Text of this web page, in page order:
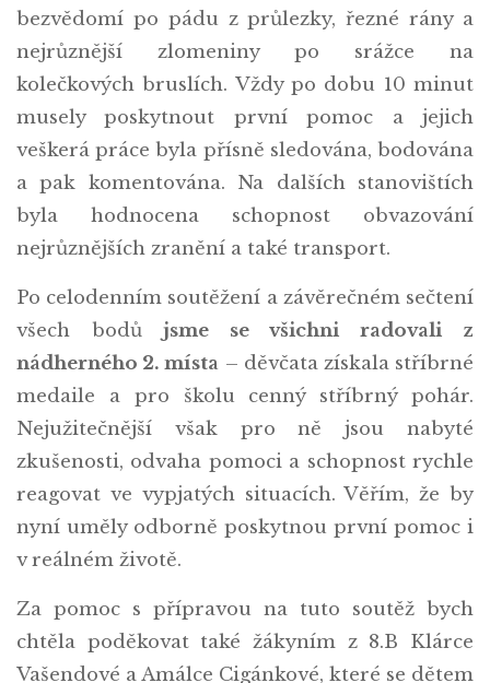
bezvědomí po pádu z průlezky, řezné rány a
nejrůznější zlomeniny po srážce na
kolečkových bruslích. Vždy po dobu 10 minut
musely poskytnout první pomoc a jejich
veškerá práce byla přísně sledována, bodována
a pak komentována. Na dalších stanovištích
byla hodnocena schopnost obvazování
nejrůznějších zranění a také transport.
Po celodenním soutěžení a závěrečném sečtení
všech bodů jsme se všichni radovali z
nádherného 2. místa – děvčata získala stříbrné
medaile a pro školu cenný stříbrný pohár.
Nejužitečnější však pro ně jsou nabyté
zkušenosti, odvaha pomoci a schopnost rychle
reagovat ve vypjatých situacích. Věřím, že by
nyní uměly odborně poskytnou první pomoc i
v reálném životě.
Za pomoc s přípravou na tuto soutěž bych
chtěla poděkovat také žákyním z 8.B Klárce
Vašendové a Amálce Cigánkové, které se dětem